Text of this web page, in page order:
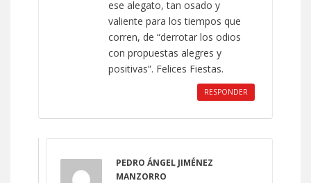
ese alegato, tan osado y
valiente para los tiempos que
corren, de “derrotar los odios
con propuestas alegres y
positivas”. Felices Fiestas.
RESPONDER
PEDRO ÁNGEL JIMÉNEZ
MANZORRO